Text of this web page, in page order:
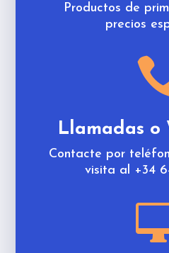
Productos de
precios
Llamadas o
Contacte por
visita al +34